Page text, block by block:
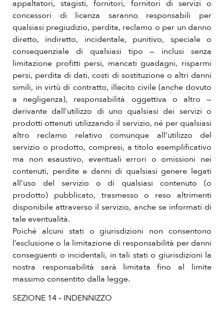
appaltatori, stagisti, fornitori, fornitori di servizi o
concessori di licenza saranno responsabili per
qualsiasi pregiudizio, perdita, reclamo o per un danno
diretto, indiretto, incidentale, punitivo, speciale o
consequenziale di qualsiasi tipo — inclusi senza
limitazione profitti persi, mancati guadagni, risparmi
persi, perdita di dati, costi di sostituzione o altri danni
simili, in virtù di contratto, illecito civile (anche dovuto
a negligenza), responsabilità oggettiva o altro —
derivante dall’utilizzo di uno qualsiasi dei servizi o
prodotti ottenuti utilizzando il servizio, né per qualsiasi
altro reclamo relativo comunque all’utilizzo del
servizio o prodotto, compresi, a titolo esemplificativo
ma non esaustivo, eventuali errori o omissioni nei
contenuti, perdite e danni di qualsiasi genere legati
all’uso del servizio o di qualsiasi contenuto (o
prodotto) pubblicato, trasmesso o reso altrimenti
disponibile attraverso il servizio, anche se informati di
tale eventualità.
Poiché alcuni stati o giurisdizioni non consentono
l’esclusione o la limitazione di responsabilità per danni
conseguenti o incidentali, in tali stati o giurisdizioni la
nostra responsabilità sarà limitata fino al limite
massimo consentito dalla legge.
SEZIONE 14 – INDENNIZZO